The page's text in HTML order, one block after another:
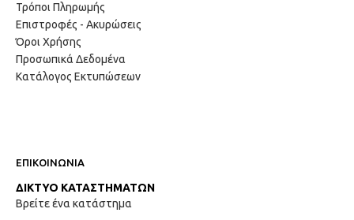
Τρόποι Πληρωμής
Επιστροφές - Ακυρώσεις
Όροι Χρήσης
Προσωπικά Δεδομένα
Κατάλογος Εκτυπώσεων
ΕΠΙΚΟΙΝΩΝΙΑ
ΔΙΚΤΥΟ ΚΑΤΑΣΤΗΜΑΤΩΝ
Βρείτε ένα κατάστημα